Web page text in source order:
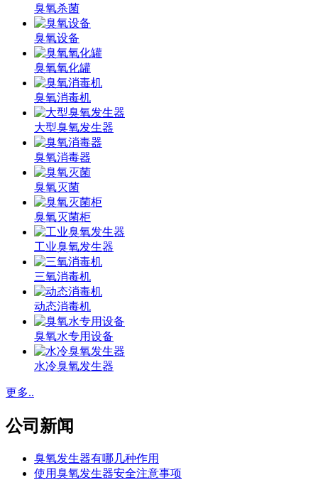
臭氧杀菌
臭氧设备
臭氧氧化罐
臭氧消毒机
大型臭氧发生器
臭氧消毒器
臭氧灭菌
臭氧灭菌柜
工业臭氧发生器
三氧消毒机
动态消毒机
臭氧水专用设备
水冷臭氧发生器
更多..
公司新闻
臭氧发生器有哪几种作用
使用臭氧发生器安全注意事项